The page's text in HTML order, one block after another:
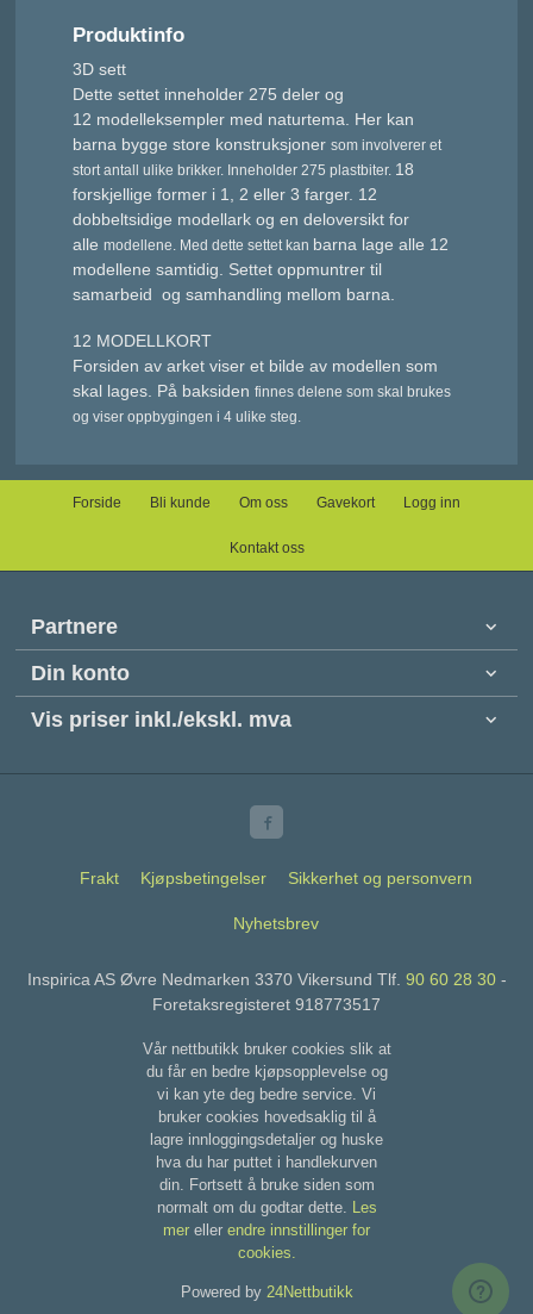
Produktinfo
3D sett
Dette settet inneholder 275 deler og
12 modelleksempler med naturtema. Her kan
barna bygge store konstruksjonersom involverer et
stort antall ulike brikker. Inneholder 275 plastbiter. 18
forskjellige former i 1, 2 eller 3 farger. 12
dobbeltsidige modellark og en deloversikt for
allemodellene. Med dette settet kan barna lage alle 12
modellene samtidig. Settet oppmuntrer til
samarbeid og samhandling mellom barna.
12 MODELLKORT
Forsiden av arket viser et bilde av modellen som
skal lages. På baksidenfinnes delene som skal brukes
og viseroppbygingen i 4 ulike steg.
Forside Bli kunde Om oss Gavekort Logg inn
Kontakt oss
Partnere
Din konto
Vis priser inkl./ekskl. mva
Frakt Kjøpsbetingelser Sikkerhet og personvern
Nyhetsbrev
Inspirica AS Øvre Nedmarken 3370 Vikersund Tlf. 90 60 28 30-
Foretaksregisteret 918773517
Vår nettbutikk bruker cookies slik at
du får en bedre kjøpsopplevelse og
vi kan yte deg bedre service. Vi
bruker cookies hovedsaklig til å
lagre innloggingsdetaljer og huske
hva du har puttet i handlekurven
din. Fortsett å bruke siden som
normalt om du godtar dette. Les
mer eller endre innstillinger for
cookies.
Powered by 24Nettbutikk